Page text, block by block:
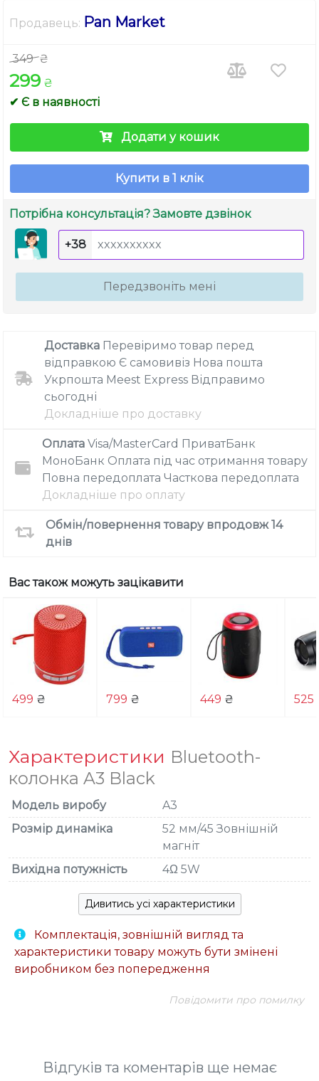
Продавець: Pan Market
349 ₴
299 ₴
✔ Є в наявності
Додати у кошик
Купити в 1 клік
Потрібна консультація? Замовте дзвінок
+38
Передзвоніть мені
Доставка Перевіримо товар перед
відправкою Є самовивіз Нова пошта
Укрпошта Meest Express Відправимо
сьогодні
Докладніше про доставку
Оплата Visa/MasterCard ПриватБанк
МоноБанк Оплата під час отримання товару
Повна передоплата Часткова передоплата
Докладніше про оплату
Обмін/повернення товару впродовж 14
днів
Вас також можуть зацікавити
499 ₴ 799 ₴ 449 ₴ 525
Характеристики Bluetooth-
колонка A3 Black
Модель виробу
A3
Розмір динаміка
52 мм/45 Зовнішній
магніт
Вихідна потужність
4Ω 5W
Дивитись усі характеристики
Комплектація, зовнішній вигляд та
характеристики товару можуть бути змінені
виробником без попередження
Повідомити про помилку
Відгуків та коментарів ще немає